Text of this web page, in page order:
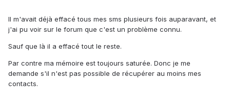
Il m'avait déjà effacé tous mes sms plusieurs fois auparavant, et
j'ai pu voir sur le forum que c'est un problème connu.
Sauf que là il a effacé tout le reste.
Par contre ma mémoire est toujours saturée. Donc je me
demande s'il n'est pas possible de récupérer au moins mes
contacts.